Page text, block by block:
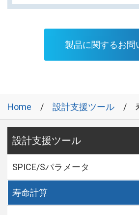
製品に関するお問
Home 設計支援ツール
設計支援ツール
SPICE/Sパラメータ
寿命計算